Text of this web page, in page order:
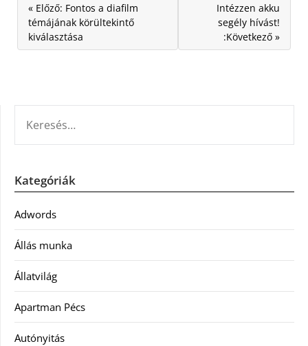
« Előző: Fontos a diafilm
témájának körültekintő
kiválasztása
Intézzen akku
segély hívást!
:Következő »
Kategóriák
Adwords
Állás munka
Állatvilág
Apartman Pécs
Autónyitás